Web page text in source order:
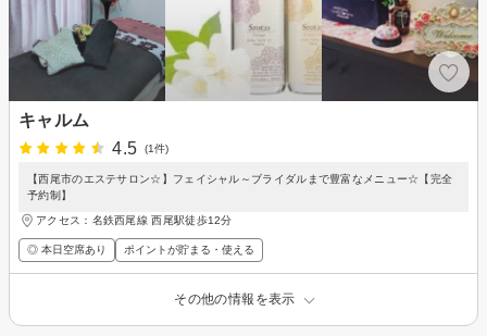
キャルム
4.5
(1件)
【西尾市のエステサロン☆】フェイシャル～ブライダルまで豊富なメニュー☆【完全
予約制】
アクセス：名鉄西尾線 西尾駅徒歩12分
◎ 本日空席あり ポイントが貯まる・使える
その他の情報を表示